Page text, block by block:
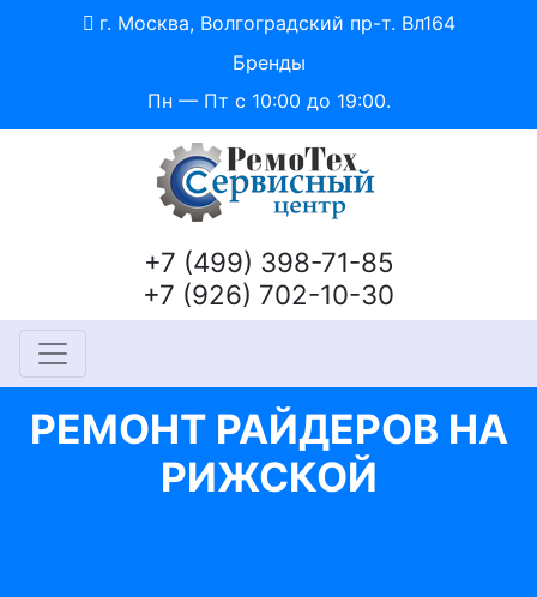
г. Москва, Волгоградский пр-т. Вл164
Бренды
Пн — Пт с 10:00 до 19:00.
+7 (499) 398-71-85
+7 (926) 702-10-30
РЕМОНТ РАЙДЕРОВ НА
РИЖСКОЙ